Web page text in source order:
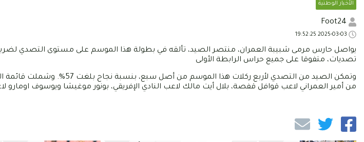
الأخبار الوطنية
يواصل حارس مرمى شبيبة العمران، منتصر الصيد، تألقه في بطولة هذا الموسم على مستوى التصدي
تصديات، متفوقا على جميع حراس الرابطة الأولى
وتمكن الصيد من التصدي لأربع ركلات هذا
من أمير العمراني لاعب قوافل قفصة، بلال أيت مالك لاعب النادي الإفريقي، بونور موغيشا ويوسوف اومارو